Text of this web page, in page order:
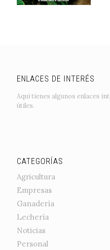
ENLACES DE INTERÉS
Aquí tienes algunos enlaces
útiles.
CATEGORÍAS
Agricultura
Empresas
Ganadería
Lechería
Noticias
Personal